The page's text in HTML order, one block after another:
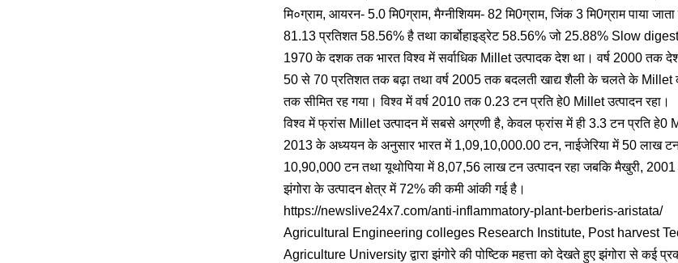
मि०ग्राम, आयरन- 5.0 मि0ग्राम, मैग्नीशियम- 82 मि0ग्राम, जिंक 3 मि0ग्राम पाया
81.13 प्रतिशत 58.56% है तथा कार्बोहाइड्रेट 58.56% जो 25.88% Slow
1970 के दशक तक भारत विश्व में सर्वाधिक Millet उत्पादक देश था। वर्ष 2000 तक
50 से 70 प्रतिशत तक बढ़ा तथा वर्ष 2005 तक बदलती खाद्य शैली के चलते के Millet
तक सीमित रह गया। विश्व में वर्ष 2010 तक 0.23 टन प्रति हे0 Millet उत्पादन रहा।
विश्व में फ्रांस Millet उत्पादन में सबसे अग्रणी है, केवल फ्रांस में ही 3.3 टन प्रति हे0
2013 के अध्ययन के अनुसार भारत में 1,09,10,000.00 टन, नाईजेरिया में 50 लाख
10,90,000 टन तथा यूथोपिया में 8,07,56 लाख टन उत्पादन रहा जबकि मैखुरी,
झंगोरा के उत्पादन क्षेत्र में 72% की कमी आंकी गई है।
https://newslive24x7.com/anti-inflammatory-plant-berberis-aristata/
Agricultural Engineering colleges Research Institute, Post harvest
Agriculture University द्वारा झंगोरे की पोष्टिक महत्ता को देखते हुए झंगोरा से कई